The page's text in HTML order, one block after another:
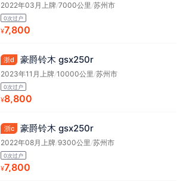
2022年03月上牌/7000公里/苏州市
0次过户
¥7,800
浙d 豪爵铃木 gsx250r
2023年11月上牌/10000公里/苏州市
0次过户
¥8,800
浙c 豪爵铃木 gsx250r
2022年08月上牌/9300公里/苏州市
0次过户
¥7,800